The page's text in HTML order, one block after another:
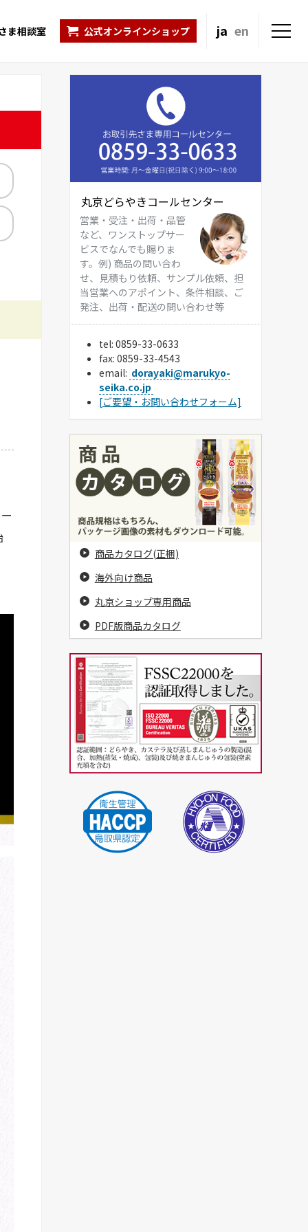
ま相談室 公式オンラインショップ ja en
丸京どらやきコールセンター
営業・受注・出荷・品管
など、ワンストップサー
ビスでなんでも賜りま
す。例) 商品の問い合わ
せ、見積もり依頼、サンプル依頼、担
当営業へのアポイント、条件相談、ご
発注、出荷・配送の問い合わせ等
tel: 0859-33-0633
fax: 0859-33-4543
email: dorayaki@marukyo-
seika.co.jp
[ご要望・お問い合わせフォーム]
商品カタログ(正梱)
海外向け商品
丸京ショップ専用商品
PDF版商品カタログ